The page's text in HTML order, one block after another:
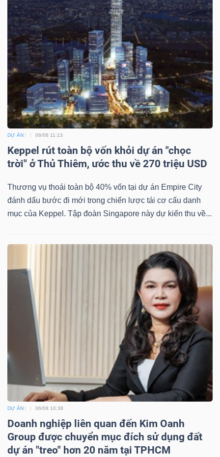
DỰ ÁN 06/08 11:13
Keppel rút toàn bộ vốn khỏi dự án "chọc
trời" ở Thủ Thiêm, ước thu về 270 triệu USD
Thương vụ thoái toàn bộ 40% vốn tại dự án Empire City
đánh dấu bước đi mới trong chiến lược tái cơ cấu danh
mục của Keppel. Tập đoàn Singapore này dự kiến thu về...
DỰ ÁN 06/08 10:38
Doanh nghiệp liên quan đến Kim Oanh
Group được chuyển mục đích sử dụng đất
dự án "treo" hơn 20 năm tại TPHCM